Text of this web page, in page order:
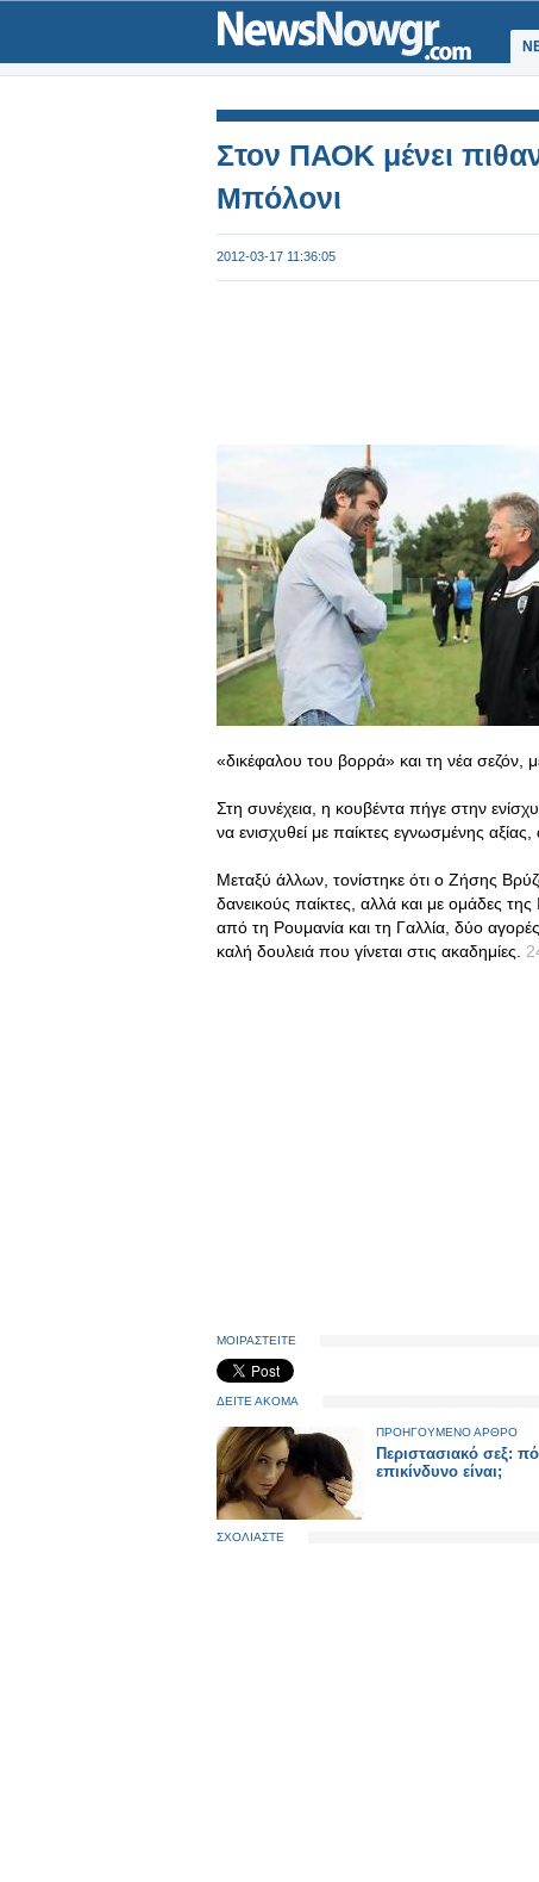
Στον ΠΑΟΚ μένει
Μπόλονι
2012-03-17 11:36:05
«δικέφαλου του βορρά» και τη νέα σεζόν,
Στη συνέχεια, η κουβέντα πήγε στην
να ενισχυθεί με παίκτες εγνωσμένης
Μεταξύ άλλων, τονίστηκε ότι ο Ζήσης
δανεικούς παίκτες, αλλά και με ομάδες
από τη Ρουμανία και τη Γαλλία, δύο
καλή δουλειά που γίνεται στις ακαδημίες.
ΜΟΙΡΑΣΤΕΙΤΕ
ΔΕΙΤΕ ΑΚΟΜΑ
ΠΡΟΗΓΟΥΜΕΝΟ ΑΡΘΡΟ
Περιστασιακό σεξ:
επικίνδυνο είναι;
ΣΧΟΛΙΑΣΤΕ